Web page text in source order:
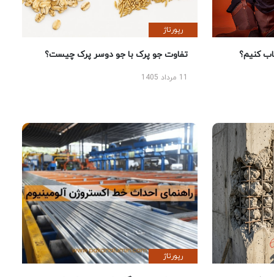
کنیم؟
رپورتاژ
تفاوت جو پرک با جو دوسر پرک چیست؟
رپورتاژ